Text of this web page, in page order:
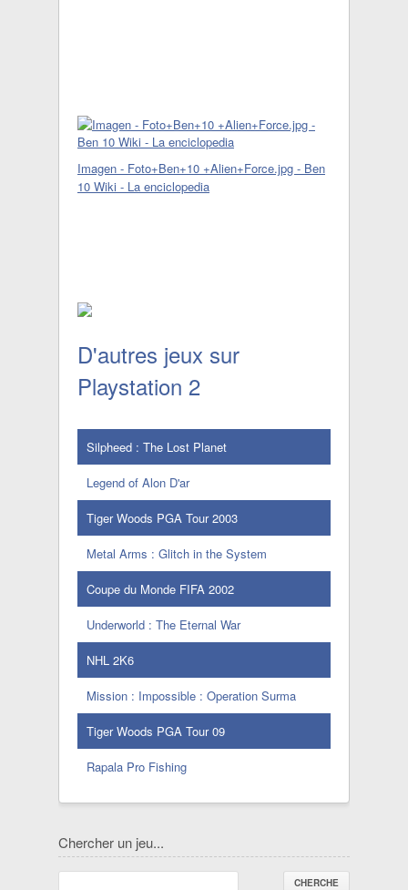
Imagen - Foto+Ben+10 +Alien+Force.jpg - Ben
10 Wiki - La enciclopedia
D'autres jeux sur
Playstation 2
Silpheed : The Lost Planet
Legend of Alon D'ar
Tiger Woods PGA Tour 2003
Metal Arms : Glitch in the System
Coupe du Monde FIFA 2002
Underworld : The Eternal War
NHL 2K6
Mission : Impossible : Operation Surma
Tiger Woods PGA Tour 09
Rapala Pro Fishing
Chercher un jeu...